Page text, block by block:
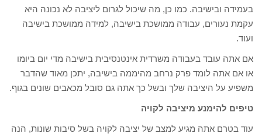
בעמידה ובישיבה. כמו כן, מה שיכול לגרום ליציבה לא נכונה היא
עקמת נעורים, עבודה ממושכת בישיבה, למידה ממושכת בישיבה
ועוד.
אם אתה עובד בעבודה משרדית אינטנסיבית בישיבה מדי יום ביומו
או אם אתה לומד פרק נרחב מהיממה בישיבה, יתכן מאוד שהדבר
משפיע על היציבה שלך ובשל כך אתה גם סובל מכאבים שונים בגוף.
טיפים להימנע מיציבה לקויה
עוד בטרם אתה מגיע למצב של יציבה לקויה בשל סיבות שונות, הנה